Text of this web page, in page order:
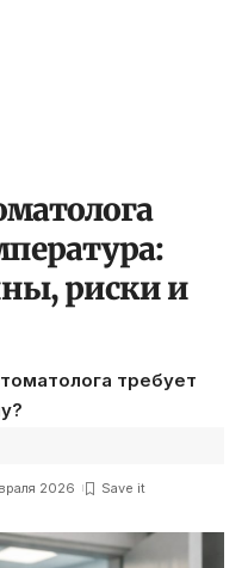
риски и
требует
2026